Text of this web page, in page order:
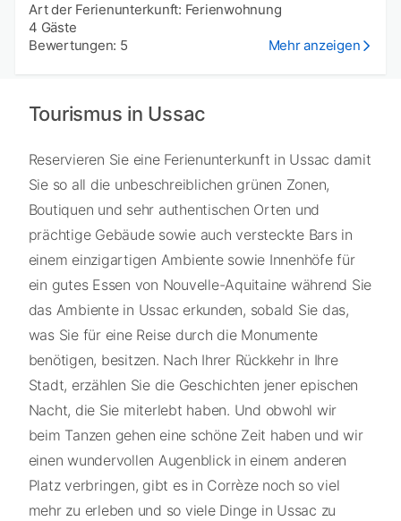
Art der Ferienunterkunft: Ferienwohnung
4 Gäste
Bewertungen: 5
Mehr anzeigen
Tourismus in Ussac
Reservieren Sie eine Ferienunterkunft in Ussac damit
Sie so all die unbeschreiblichen grünen Zonen,
Boutiquen und sehr authentischen Orten und
prächtige Gebäude sowie auch versteckte Bars in
einem einzigartigen Ambiente sowie Innenhöfe für
ein gutes Essen von Nouvelle-Aquitaine während Sie
das Ambiente in Ussac erkunden, sobald Sie das,
was Sie für eine Reise durch die Monumente
benötigen, besitzen. Nach Ihrer Rückkehr in Ihre
Stadt, erzählen Sie die Geschichten jener epischen
Nacht, die Sie miterlebt haben. Und obwohl wir
beim Tanzen gehen eine schöne Zeit haben und wir
einen wundervollen Augenblick in einem anderen
Platz verbringen, gibt es in Corrèze noch so viel
mehr zu erleben und so viele Dinge in Ussac zu